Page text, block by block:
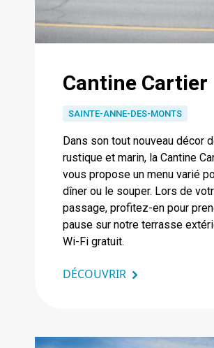
Cantine Cartier
SAINTE-ANNE-DES-MONTS
Dans son tout nouveau décor
rustique et marin, la Cantine
vous propose un menu varié
dîner ou le souper. Lors de
passage, profitez-en pour
pause sur notre terrasse
Wi-Fi gratuit.
DÉCOUVRIR